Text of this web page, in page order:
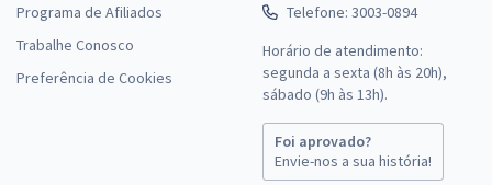
Programa de Afiliados
Trabalhe Conosco
Preferência de Cookies
Telefone: 3003-0894
Horário de atendimento:
segunda a sexta (8h às 20h),
sábado (9h às 13h).
Foi aprovado?
Envie-nos a sua história!